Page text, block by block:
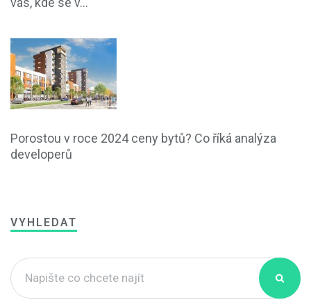
Porostou v roce 2024 ceny bytů? Co říká analýza
developerů
VYHLEDAT